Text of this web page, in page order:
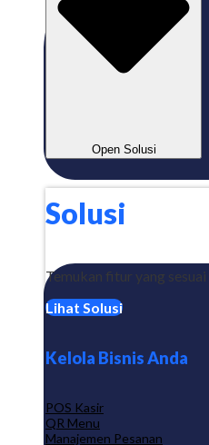
Open Solusi
Solusi
Temukan fitur yang
Lihat Solusi
Kelola Bisnis Anda
POS Kasir
QR Menu
Manajemen Pesanan